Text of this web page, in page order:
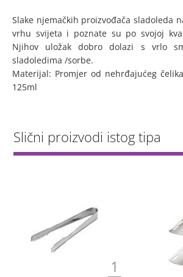
Slake njemačkih proizvođača sladoleda
vrhu svijeta i poznate su po svojoj
Njihov uložak dobro dolazi s vrlo
sladoledima /sorbe.
Materijal: Promjer od nehrđajućeg
125ml
Slični proizvodi istog tipa
1